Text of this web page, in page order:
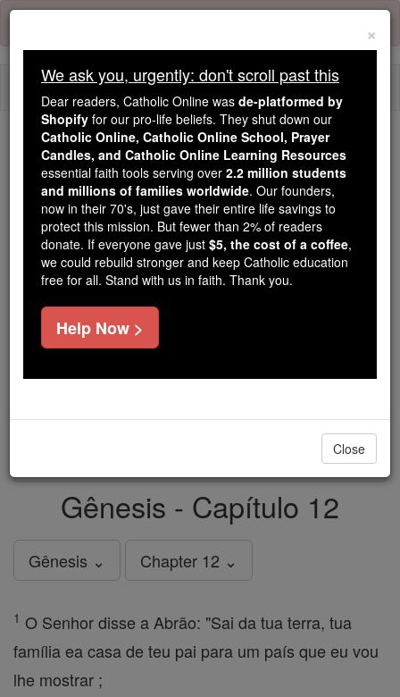
Skip
content
We ask you, urgently: don't scroll past this
Dear readers, Catholic Online
wasde-platformed by Shopify
for our pro-life beliefs. They
shut down ourCatholic
Online, Catholic Online School, Prayer Candles, and
tools serving over
families worldwide. Our founders, now in their 70's,
and keep Catholic education free for all. Stand with us
Gênesis - Capítulo 12
Gênesis ⌄ Chapter 12 ⌄
1 O Senhor disse a Abrão: "Sai da tua terra, tua
família ea casa de teu pai para um país que eu vou
lhe mostrar ;
×
We ask you, urgently: don't scroll past this
Dear readers, Catholic Online was de-platformed by
Shopify for our pro-life beliefs. They shut down our
Catholic Online, Catholic Online School, Prayer
Candles, and Catholic Online Learning Resources
essential faith tools serving over 2.2 million students
and millions of families worldwide. Our founders,
now in their 70's, just gave their entire life savings to
protect this mission. But fewer than 2% of readers
donate. If everyone gave just $5, the cost of a coffee,
we could rebuild stronger and keep Catholic education
free for all. Stand with us in faith. Thank you.
Help Now >
Close